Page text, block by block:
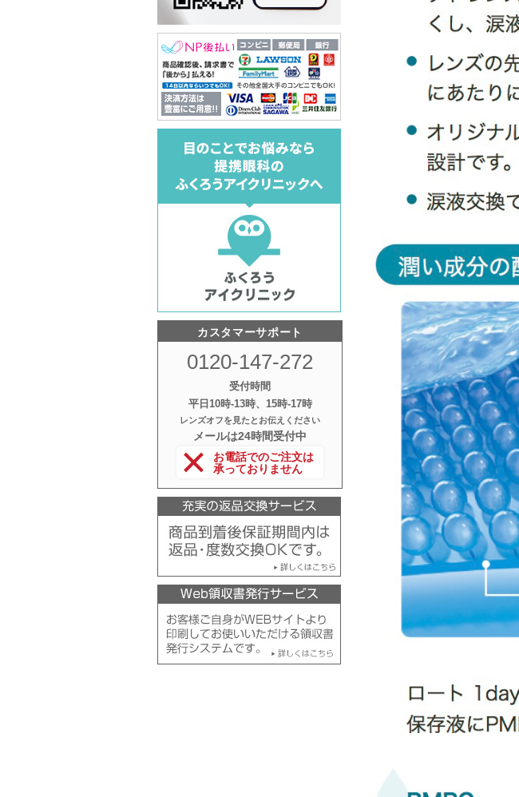
カスタマーサポート
0120-147-272
受付時間
平日10時‐13時、15時‐17時
レンズオフを見たとお伝えください
メールは24時間受付中
お電話でのご注文は
承っておりません